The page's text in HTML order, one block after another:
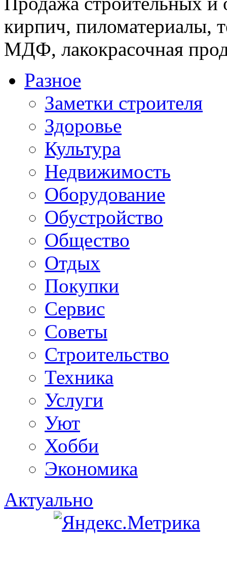
кирпич, пиломатериалы,
МДФ, лакокрасочная
Разное
Заметки строителя
Здоровье
Культура
Недвижимость
Оборудование
Обустройство
Общество
Отдых
Покупки
Сервис
Советы
Строительство
Техника
Услуги
Уют
Хобби
Экономика
Актуально